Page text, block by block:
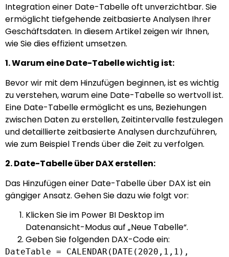
Integration einer Date-Tabelle oft unverzichtbar. Sie
ermöglicht tiefgehende zeitbasierte Analysen Ihrer
Geschäftsdaten. In diesem Artikel zeigen wir Ihnen,
wie Sie dies effizient umsetzen.
1. Warum eine Date-Tabelle wichtig ist:
Bevor wir mit dem Hinzufügen beginnen, ist es wichtig
zu verstehen, warum eine Date-Tabelle so wertvoll ist.
Eine Date-Tabelle ermöglicht es uns, Beziehungen
zwischen Daten zu erstellen, Zeitintervalle festzulegen
und detaillierte zeitbasierte Analysen durchzuführen,
wie zum Beispiel Trends über die Zeit zu verfolgen.
2. Date-Tabelle über DAX erstellen:
Das Hinzufügen einer Date-Tabelle über DAX ist ein
gängiger Ansatz. Gehen Sie dazu wie folgt vor:
Klicken Sie im Power BI Desktop im
Datenansicht-Modus auf „Neue Tabelle“.
Geben Sie folgenden DAX-Code ein:
DateTable = CALENDAR(DATE( 2020 , 1 , 1 ),